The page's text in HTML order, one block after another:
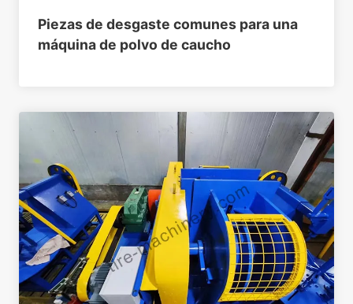
Piezas de desgaste comunes para una
máquina de polvo de caucho